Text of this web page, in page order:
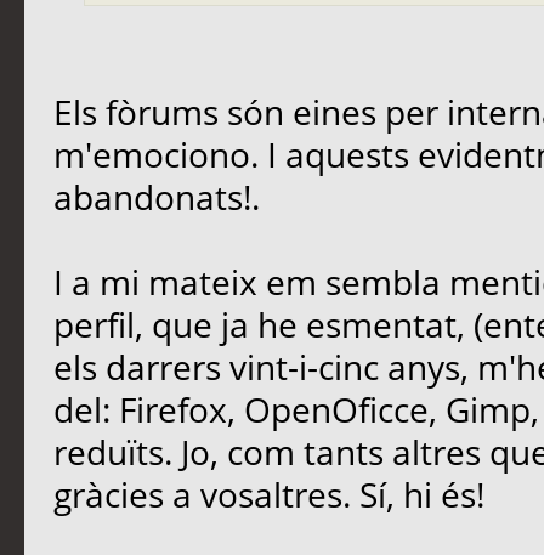
Els fòrums són eines per
m'emociono. I aquests
abandonats!.
I a mi mateix em sembla
perfil, que ja he esmentat,
els darrers vint-i-cinc anys,
del: Firefox, OpenOficce,
reduïts. Jo, com tants altres
gràcies a vosaltres. Sí, hi és!